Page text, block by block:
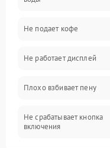
Проблемы с
Управление и
Программное
Не подает кофе
Не работает дисплей
Плохо взбивает пену
Не срабатывает кнопка
включения